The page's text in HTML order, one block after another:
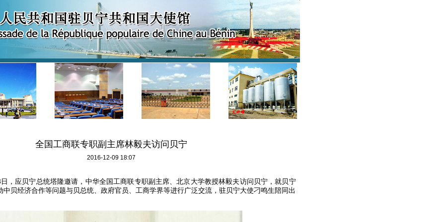
全国工商联专职副主席林毅夫访问贝宁
2016-12-09 18:07
日，应贝宁总统塔隆邀请，中华全国工商联专职副主席、北京大学教授林毅夫访问贝宁，就贝宁
中贝经济合作等问题与贝总统、政府官员、工商学界等进行广泛交流，驻贝宁大使刁鸣生陪同出